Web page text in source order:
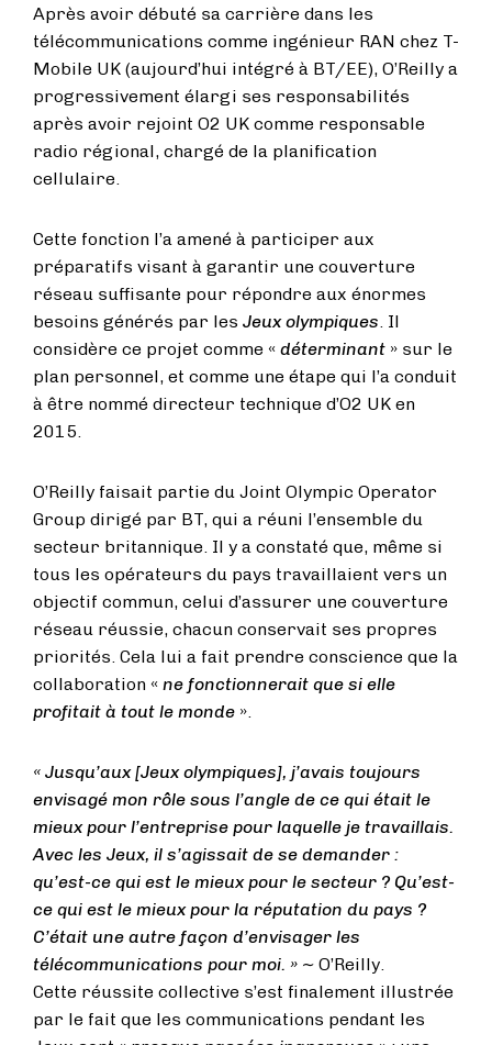
Après avoir débuté sa carrière dans les
télécommunications comme ingénieur RAN chez T-
Mobile UK (aujourd’hui intégré à BT/EE), O’Reilly a
progressivement élargi ses responsabilités
après avoir rejoint O2 UK comme responsable
radio régional, chargé de la planification
cellulaire.
Cette fonction l’a amené à participer aux
préparatifs visant à garantir une couverture
réseau suffisante pour répondre aux énormes
besoins générés par les Jeux olympiques. Il
considère ce projet comme « déterminant » sur le
plan personnel, et comme une étape qui l’a conduit
à être nommé directeur technique d’O2 UK en
2015.
O’Reilly faisait partie du Joint Olympic Operator
Group dirigé par BT, qui a réuni l’ensemble du
secteur britannique. Il y a constaté que, même si
tous les opérateurs du pays travaillaient vers un
objectif commun, celui d’assurer une couverture
réseau réussie, chacun conservait ses propres
priorités. Cela lui a fait prendre conscience que la
collaboration « ne fonctionnerait que si elle
profitait à tout le monde ».
« Jusqu’aux [Jeux olympiques], j’avais toujours
envisagé mon rôle sous l’angle de ce qui était le
mieux pour l’entreprise pour laquelle je travaillais.
Avec les Jeux, il s’agissait de se demander :
qu’est-ce qui est le mieux pour le secteur ? Qu’est-
ce qui est le mieux pour la réputation du pays ?
C’était une autre façon d’envisager les
télécommunications pour moi. » ~ O’Reilly.
Cette réussite collective s’est finalement illustrée
par le fait que les communications pendant les